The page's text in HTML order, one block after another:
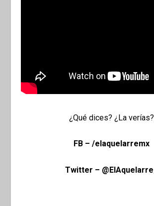
¿Qué dices? ¿La verías?
FB – /elaquelarremx
Twitter – @ElAquelarre_